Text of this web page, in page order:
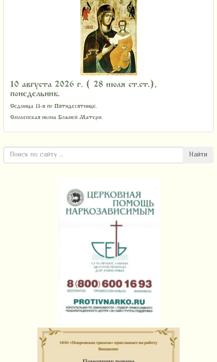
10 августа 2026 г. ( 28 июля ст.ст.),
понедельник.
Седмица 11-я по Пятидесятнице.
Смоленская икона Божией Матери.
Найти